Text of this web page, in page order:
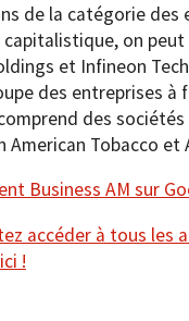
de la catégorie des
on peut
et Infineon
des entreprises
des
American Tobacco et
Business AM sur
accéder à tous les
!